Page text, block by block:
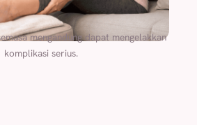
mengandung dapat mengelakkan
komplikasi serius.